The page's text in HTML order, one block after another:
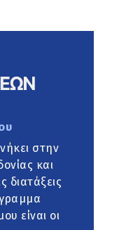
στην
και
διατάξεις
είναι οι